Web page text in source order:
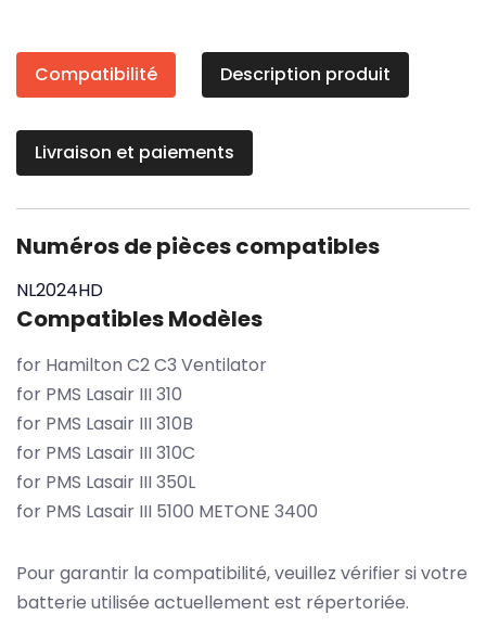
Compatibilité Description produit
Livraison et paiements
Numéros de pièces compatibles
NL2024HD
Compatibles Modèles
for Hamilton C2 C3 Ventilator
for PMS Lasair III 310
for PMS Lasair III 310B
for PMS Lasair III 310C
for PMS Lasair III 350L
for PMS Lasair III 5100 METONE 3400
Pour garantir la compatibilité, veuillez vérifier si votre
batterie utilisée actuellement est répertoriée.